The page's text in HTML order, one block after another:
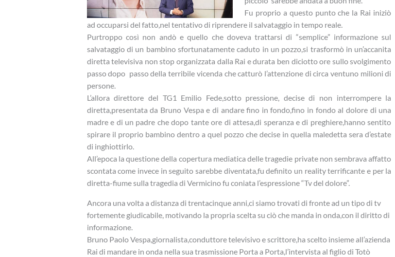
Fu proprio a questo punto che la Rai iniziò
ad occuparsi del fatto,nel tentativo di riprendere il salvataggio in tempo reale.
Purtroppo così non andò e quello che doveva trattarsi di “semplice” informazione sul
salvataggio di un bambino sfortunatamente caduto in un pozzo,si trasformò in un’accanita
diretta televisiva non stop organizzata dalla Rai e durata ben diciotto ore sullo svolgimento
passo dopo passo della terribile vicenda che catturò l’attenzione di circa ventuno milioni di
persone.
L’allora direttore del TG1 Emilio Fede,sotto pressione, decise di non interrompere la
diretta,presentata da Bruno Vespa e di andare fino in fondo,fino in fondo al dolore di una
madre e di un padre che dopo tante ore di attesa,di speranza e di preghiere,hanno sentito
spirare il proprio bambino dentro a quel pozzo che decise in quella maledetta sera d’estate
di inghiottirlo.
All’epoca la questione della copertura mediatica delle tragedie private non sembrava affatto
scontata come invece in seguito sarebbe diventata,fu definito un reality terrificante e per la
diretta-fiume sulla tragedia di Vermicino fu coniata l’espressione “Tv del dolore”.
Ancora una volta a distanza di trentacinque anni,ci siamo trovati di fronte ad un tipo di tv
fortemente giudicabile, motivando la propria scelta su ciò che manda in onda,con il diritto di
informazione.
Bruno Paolo Vespa,giornalista,conduttore televisivo e scrittore,ha scelto insieme all’azienda
Rai di mandare in onda nella sua trasmissione Porta a Porta,l’intervista al figlio di Totò